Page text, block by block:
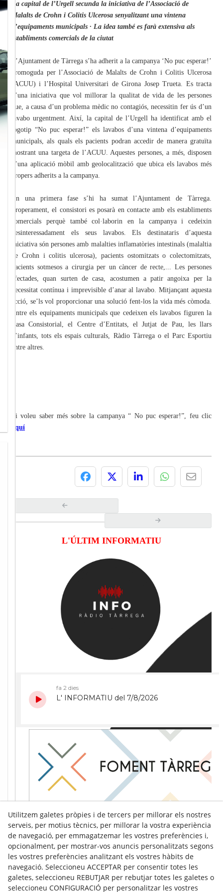
La capital de l’Urgell secunda la iniciativa de l’Associació de
Malalts de Crohn i Colitis Ulcerosa senyalitzant una vintena
d’equipaments municipals · La idea també es farà extensiva als
establiments comercials de la ciutat
L’Ajuntament de Tàrrega s’ha adherit a la campanya ‘No puc esperar!’
promoguda per l’Associació de Malalts de Crohn i Colitis Ulcerosa
(ACUU) i l’Hospital Universitari de Girona Josep Trueta. Es tracta
d’una iniciativa que vol millorar la qualitat de vida de les persones
que, a causa d’un problema mèdic no contagiós, necessitin fer ús d’un
lavabo urgentment. Així, la capital de l’Urgell ha identificat amb el
logotip “No puc esperar!” els lavabos d’una vintena d’equipaments
municipals, als quals els pacients podran accedir de manera gratuïta
mostrant una targeta de l’ACUU. Aquestes persones, a més, disposen
d’una aplicació mòbil amb geolocalització que ubica els lavabos més
propers adherits a la campanya.
En una primera fase s’hi ha sumat l’Ajuntament de Tàrrega.
Properament, el consistori es posarà en contacte amb els establiments
comercials perquè també col·laborin en la campanya i cedeixin
desinteressadament els seus lavabos. Els destinataris d’aquesta
iniciativa són persones amb malalties inflamatòries intestinals (malaltia
de Crohn i colitis ulcerosa), pacients ostomitzats o colectomitzats,
pacients sotmesos a cirurgia per un càncer de recte,... Les persones
afectades, quan surten de casa, acostumen a patir angoixa per la
necessitat contínua i imprevisible d’anar al lavabo. Mitjançant aquesta
acció, se’ls vol proporcionar una solució fent-los la vida més còmoda.
Entre els equipaments municipals que cedeixen els lavabos figuren la
Casa Consistorial, el Centre d’Entitats, el Jutjat de Pau, les llars
d’infants, tots els espais culturals, Ràdio Tàrrega o el Parc Esportiu
entre altres.
Si voleu saber més sobre la campanya “ No puc esperar!”, feu clic
aquí
L'ÚLTIM INFORMATIU
Utilitzem galetes pròpies i de tercers per millorar els nostres
serveis, per motius tècnics, per millorar la vostra experiència
de navegació, per emmagatzemar les vostres preferències i,
opcionalment, per mostrar-vos anuncis personalitzats segons
les vostres preferències analitzant els vostres hàbits de
navegació. Seleccioneu ACCEPTAR per consentir totes les
galetes, seleccioneu REBUTJAR per rebutjar totes les galetes o
seleccioneu CONFIGURACIÓ per personalitzar les vostres